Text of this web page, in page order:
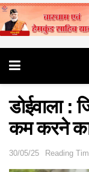
डोईवाला :
कम करने
30/05/25 Reading